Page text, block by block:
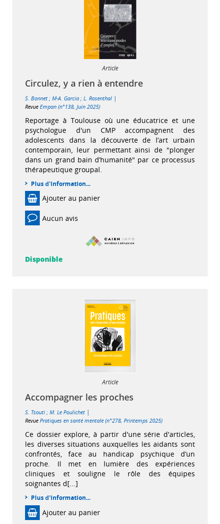
Article
Circulez, y a rien à entendre
S. Bonnet ; M-A. Garcia ; L. Rosenthal |
Revue Empan (n°138, Juin 2025)
Reportage à Toulouse où une éducatrice et une
psychologue d'un CMP accompagnent des
adolescents dans la découverte de l’art urbain
contemporain, leur permettant ainsi de "plonger
dans un grand bain d’humanité" par ce processus
thérapeutique groupal.
Plus d'information...
Ajouter au panier
Aucun avis
Disponible
Article
Accompagner les proches
S. Tsouti ; M. Le Poulichet |
Revue Pratiques en santé mentale (n°278, Printemps 2025)
Ce dossier explore, à partir d'une série d'articles,
les diverses situations auxquelles les aidants sont
confrontés, face au handicap psychique d’un
proche. Il met en lumière des expériences
cliniques et souligne le rôle des équipes
soignantes d[...]
Plus d'information...
Ajouter au panier